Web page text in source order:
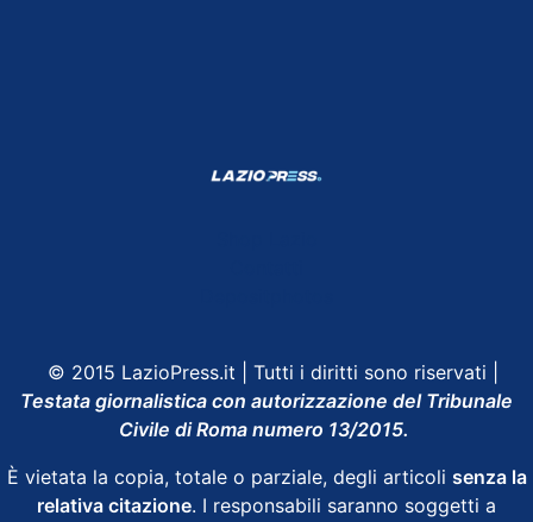
© 2015 LazioPress.it | Tutti i diritti sono riservati |
Testata giornalistica con autorizzazione del Tribunale
Civile di Roma numero 13/2015.
È vietata la copia, totale o parziale, degli articoli senza la
relativa citazione. I responsabili saranno soggetti a